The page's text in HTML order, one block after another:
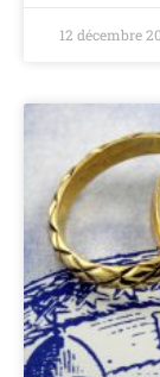
12 décembre